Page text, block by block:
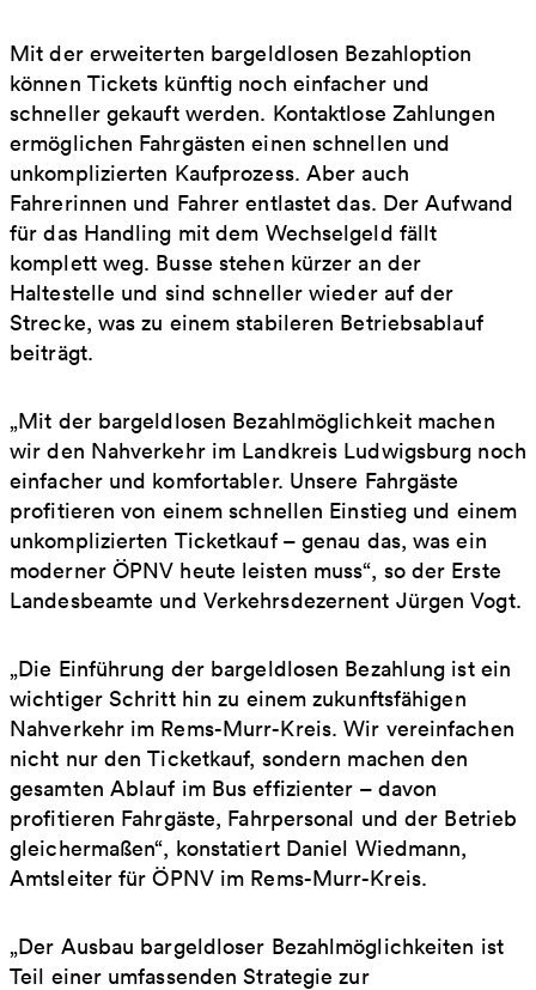
Mit der erweiterten bargeldlosen Bezahloption
können Tickets künftig noch einfacher und
schneller gekauft werden. Kontaktlose Zahlungen
ermöglichen Fahrgästen einen schnellen und
unkomplizierten Kaufprozess. Aber auch
Fahrerinnen und Fahrer entlastet das. Der Aufwand
für das Handling mit dem Wechselgeld fällt
komplett weg. Busse stehen kürzer an der
Haltestelle und sind schneller wieder auf der
Strecke, was zu einem stabileren Betriebsablauf
beiträgt.
„Mit der bargeldlosen Bezahlmöglichkeit machen
wir den Nahverkehr im Landkreis Ludwigsburg noch
einfacher und komfortabler. Unsere Fahrgäste
profitieren von einem schnellen Einstieg und einem
unkomplizierten Ticketkauf – genau das, was ein
moderner ÖPNV heute leisten muss“, so der Erste
Landesbeamte und Verkehrsdezernent Jürgen Vogt.
„Die Einführung der bargeldlosen Bezahlung ist ein
wichtiger Schritt hin zu einem zukunftsfähigen
Nahverkehr im Rems-Murr-Kreis. Wir vereinfachen
nicht nur den Ticketkauf, sondern machen den
gesamten Ablauf im Bus effizienter – davon
profitieren Fahrgäste, Fahrpersonal und der Betrieb
gleichermaßen“, konstatiert Daniel Wiedmann,
Amtsleiter für ÖPNV im Rems-Murr-Kreis.
„Der Ausbau bargeldloser Bezahlmöglichkeiten ist
Teil einer umfassenden Strategie zur